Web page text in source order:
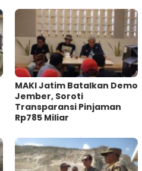
MAKI Jatim Batalkan Demo
Jember, Soroti
Transparansi Pinjaman
Rp785 Miliar